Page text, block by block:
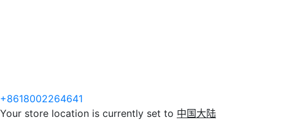
+8618002264641
Your store location is currently set to 中国大陆